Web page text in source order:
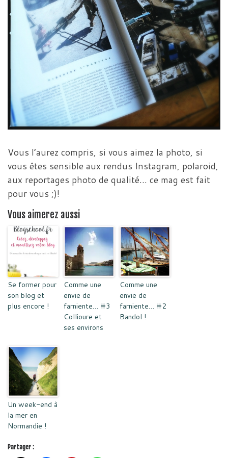
Vous l’aurez compris, si vous aimez la photo, si
vous êtes sensible aux rendus Instagram, polaroid,
aux reportages photo de qualité… ce mag est fait
pour vous ;)!
Vous aimerez aussi
Se former pour
son blog et
plus encore !
Comme une
envie de
farniente… #3
Collioure et
ses environs
Comme une
envie de
farniente… #2
Bandol !
Un week-end à
la mer en
Normandie !
Partager :